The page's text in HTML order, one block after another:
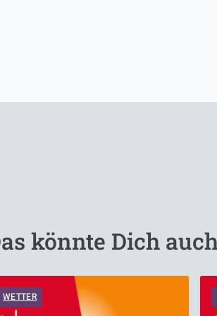
könnte Dich
WETTER